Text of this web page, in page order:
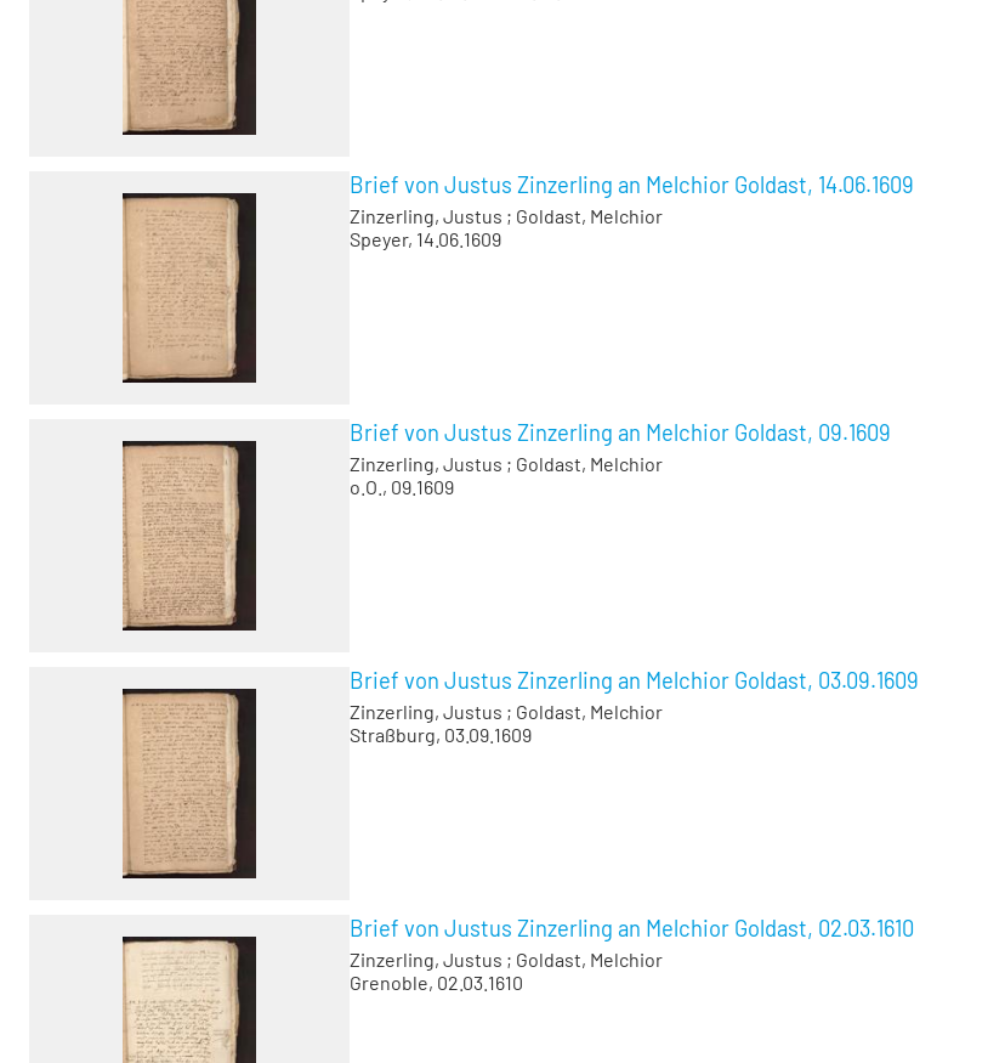
Brief von Justus Zinzerling an Melchior Goldast, 14.06.1609
Zinzerling, Justus ; Goldast, Melchior
Speyer, 14.06.1609
Brief von Justus Zinzerling an Melchior Goldast, 09.1609
Zinzerling, Justus ; Goldast, Melchior
o.O., 09.1609
Brief von Justus Zinzerling an Melchior Goldast, 03.09.1609
Zinzerling, Justus ; Goldast, Melchior
Straßburg, 03.09.1609
Brief von Justus Zinzerling an Melchior Goldast, 02.03.1610
Zinzerling, Justus ; Goldast, Melchior
Grenoble, 02.03.1610